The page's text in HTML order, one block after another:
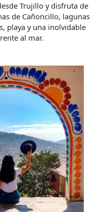
Trujillo y disfruta de
de Cañoncillo, lagunas
playa y una inolvidable
al mar.